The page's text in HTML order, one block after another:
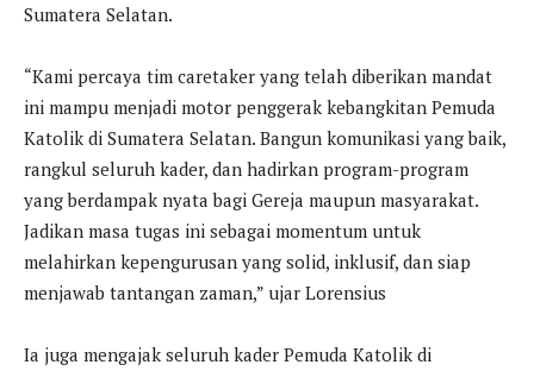
Sumatera Selatan.
“Kami percaya tim caretaker yang telah diberikan mandat
ini mampu menjadi motor penggerak kebangkitan Pemuda
Katolik di Sumatera Selatan. Bangun komunikasi yang baik,
rangkul seluruh kader, dan hadirkan program-program
yang berdampak nyata bagi Gereja maupun masyarakat.
Jadikan masa tugas ini sebagai momentum untuk
melahirkan kepengurusan yang solid, inklusif, dan siap
menjawab tantangan zaman,” ujar Lorensius
Ia juga mengajak seluruh kader Pemuda Katolik di